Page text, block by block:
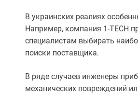
В украинских реалиях
Например, компания 1-TECH
специалистам выбирать
поиски поставщика.
В ряде случаев инженеры
механических повреждений